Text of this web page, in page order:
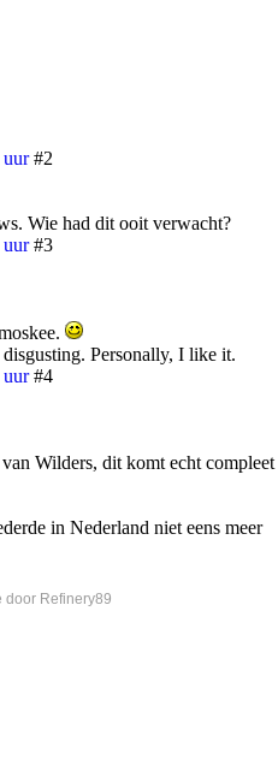
uur #2
Wie had dit ooit verwacht?
uur #3
Personally, I like it.
uur #4
Wilders, dit komt echt compleet
in Nederland niet eens meer
door Refinery89